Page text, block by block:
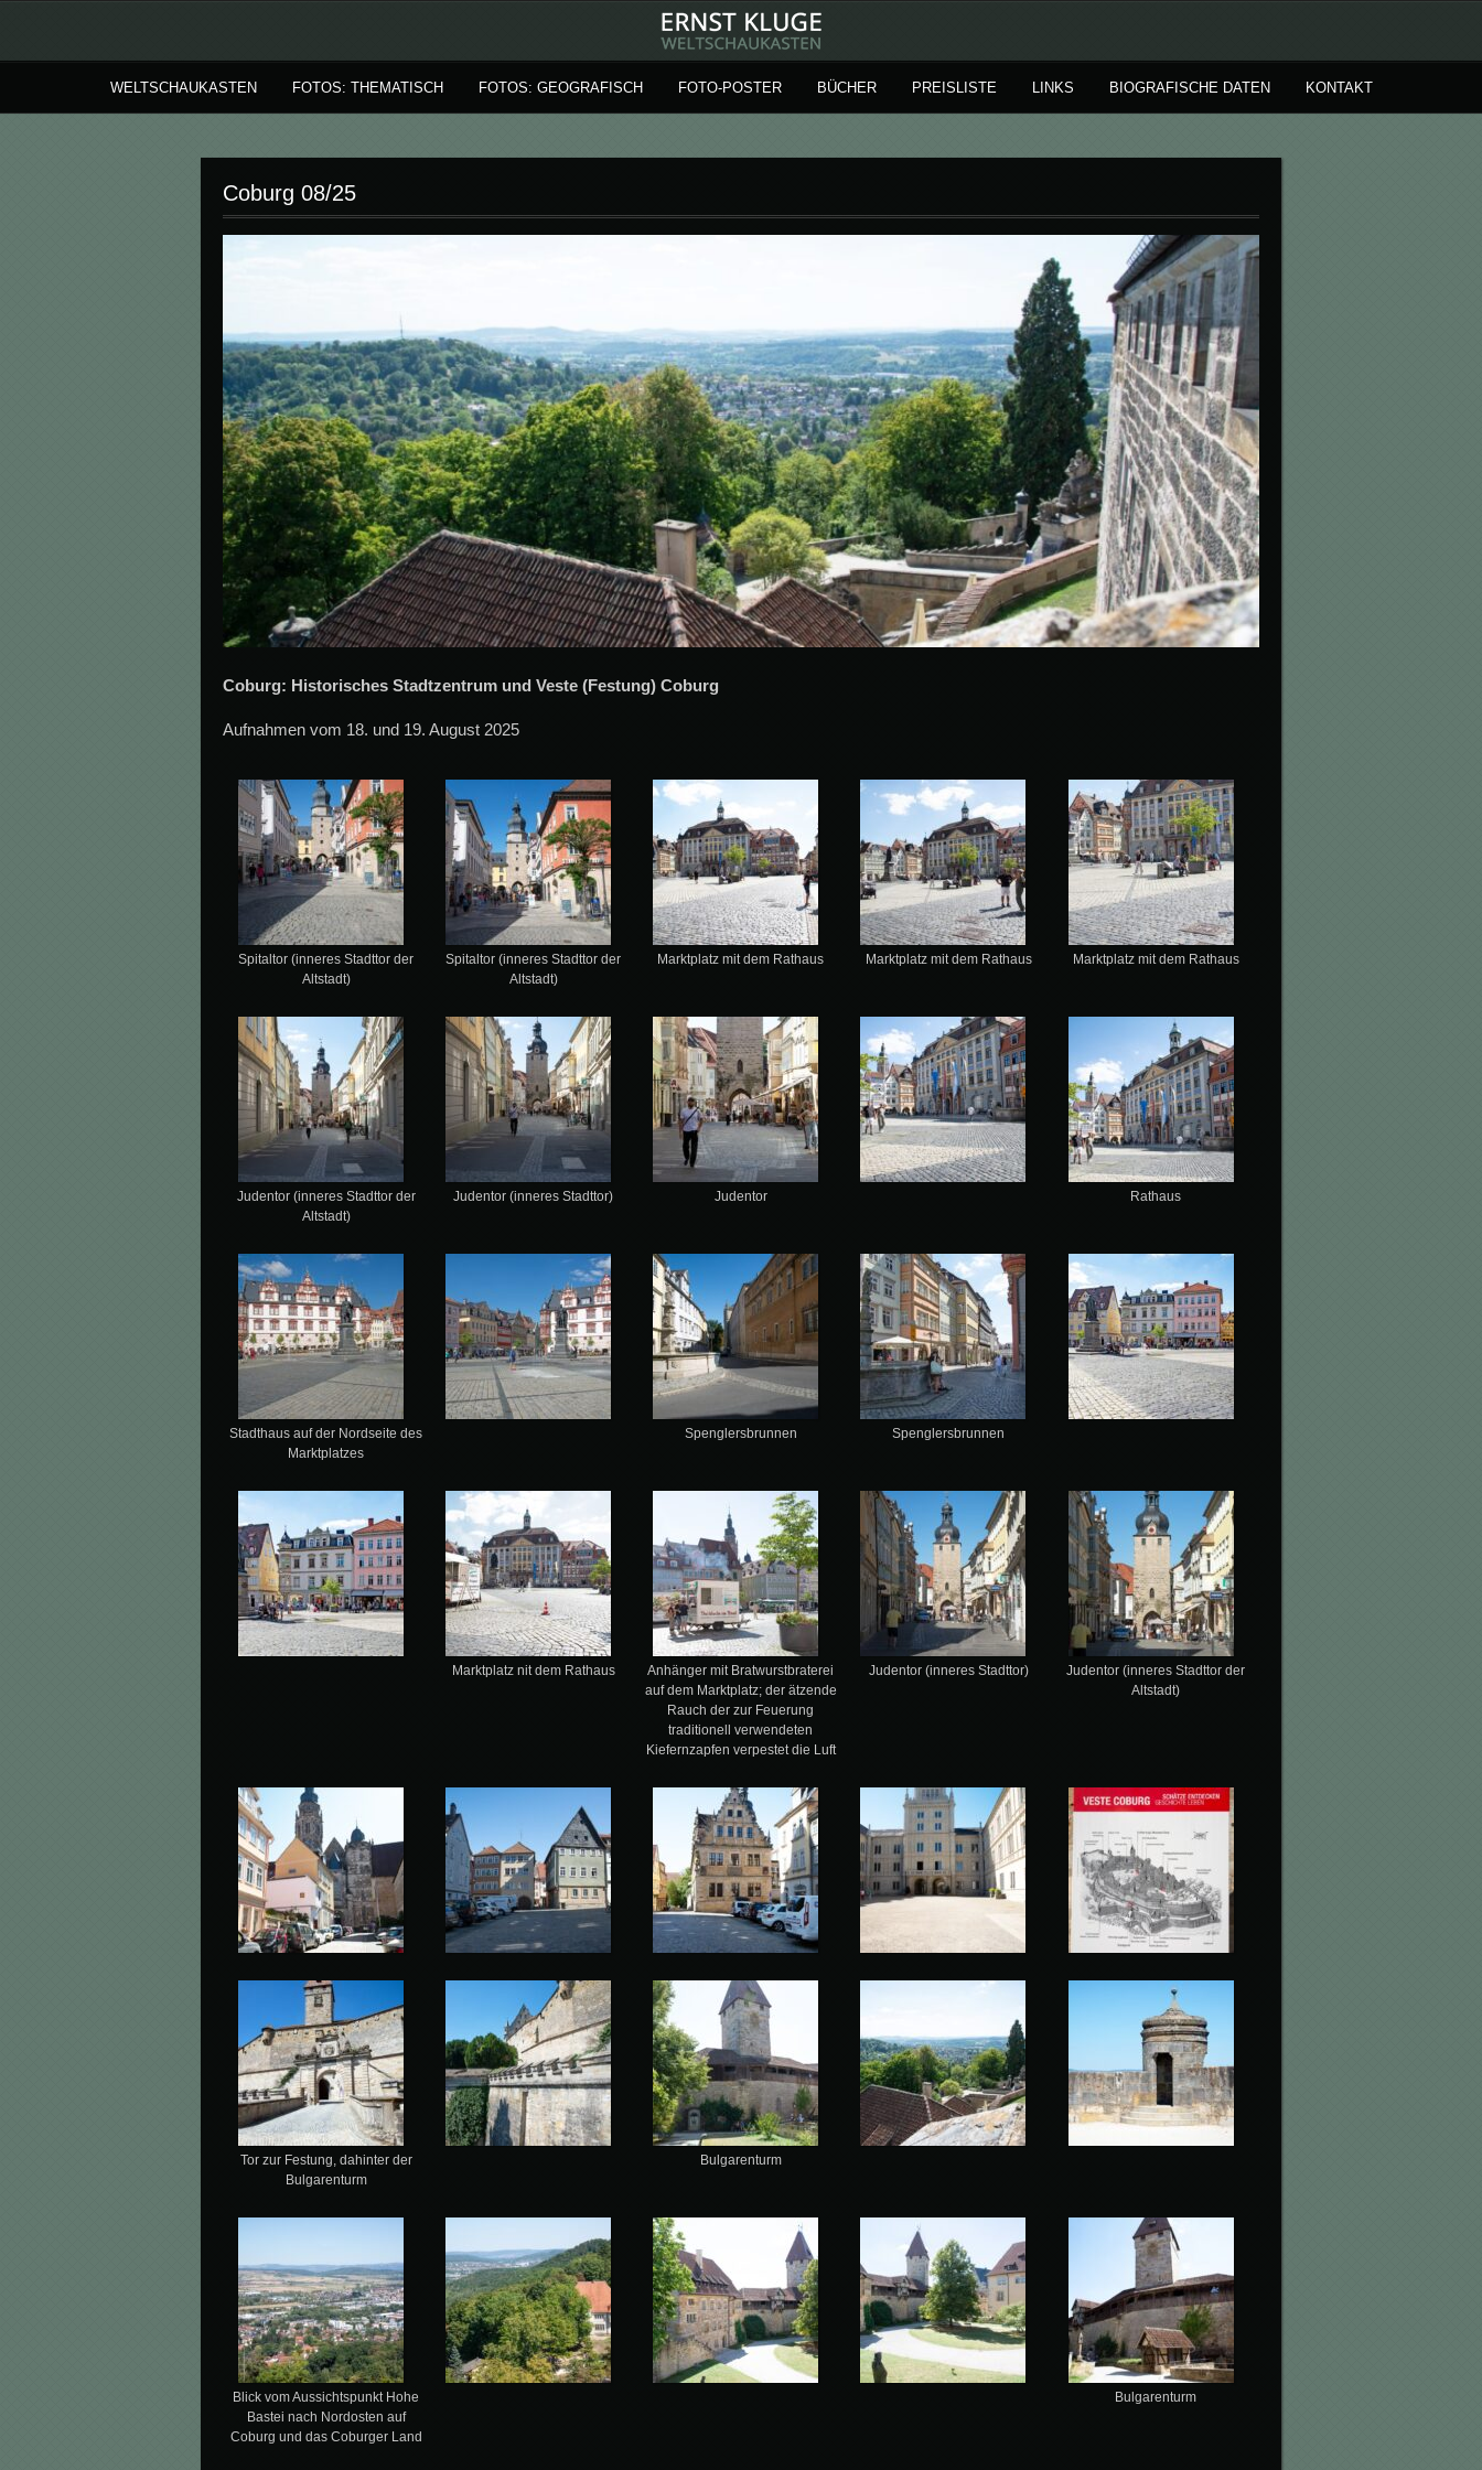
WELTSCHAUKASTEN FOTOS: THEMATISCH FOTOS: GEOGRAFISCH FOTO-POSTER BÜCHER PREISLISTE LINKS BIOGRAFISCHE DATEN KONTAKT
Coburg 08/25
Coburg: Historisches Stadtzentrum und Veste (Festung) Coburg
Aufnahmen vom 18. und 19. August 2025
Spitaltor (inneres Stadttor der
Altstadt)
Spitaltor (inneres Stadttor der
Altstadt)
Marktplatz mit dem Rathaus Marktplatz mit dem Rathaus Marktplatz mit dem Rathaus
Judentor (inneres Stadttor der
Altstadt)
Judentor (inneres Stadttor) Judentor Rathaus
Stadthaus auf der Nordseite des
Marktplatzes
Spenglersbrunnen Spenglersbrunnen
Marktplatz nit dem Rathaus
Anhänger mit Bratwurstbraterei
auf dem Marktplatz; der ätzende
Rauch der zur Feuerung
traditionell verwendeten
Kiefernzapfen verpestet die Luft
Judentor (inneres Stadttor)
Judentor (inneres Stadttor der
Altstadt)
Tor zur Festung, dahinter der
Bulgarenturm
Bulgarenturm
Blick vom Aussichtspunkt Hohe
Bastei nach Nordosten auf
Coburg und das Coburger Land
Bulgarenturm